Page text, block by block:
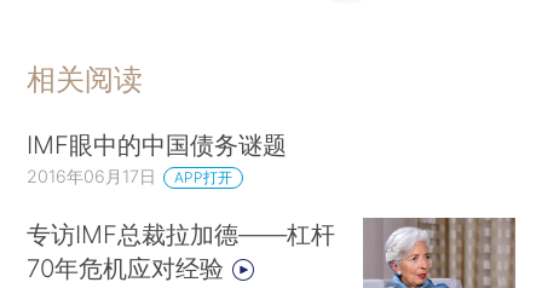
相关阅读
IMF眼中的中国债务谜题
2016年06月17日 APP打开
专访IMF总裁拉加德——杠杆
70年危机应对经验